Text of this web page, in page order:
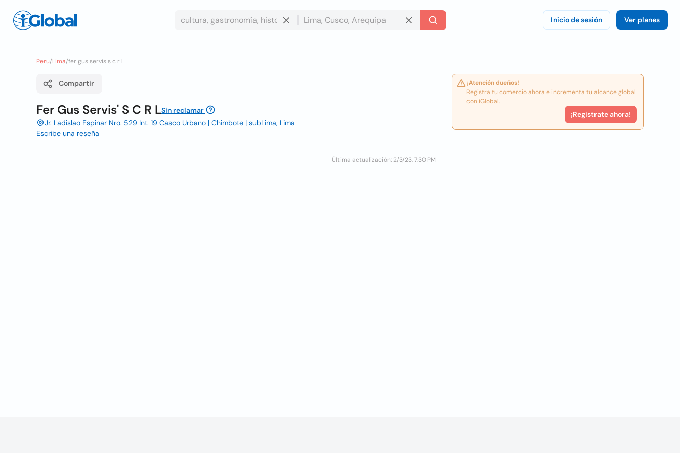
Inicio de sesión Ver planes
Peru/Lima/fer gus servis s c r l
Compartir
Fer Gus Servis' S C R LSin reclamar
Jr. Ladislao Espinar Nro. 529 Int. 19 Casco Urbano | Chimbote | subLima, Lima
Escribe una reseña
Última actualización: 2/3/23, 7:30 PM
¡Atención dueños!
Registra tu comercio ahora e incrementa tu alcance global
con iGlobal.
¡Registrate ahora!